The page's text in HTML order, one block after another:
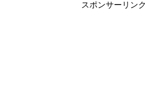
スポンサーリンク